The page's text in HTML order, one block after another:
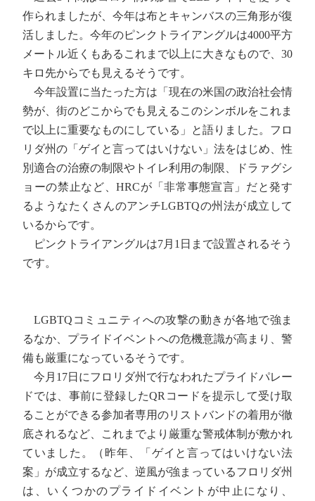
作られましたが、今年は布とキャンバスの三角形が復
活しました。今年のピンクトライアングルは4000平方
メートル近くもあるこれまで以上に大きなもので、30
キロ先からでも見えるそうです。
今年設置に当たった方は「現在の米国の政治社会情
勢が、街のどこからでも見えるこのシンボルをこれま
で以上に重要なものにしている」と語りました。フロ
リダ州の「ゲイと言ってはいけない」法をはじめ、性
別適合の治療の制限やトイレ利用の制限、ドラァグシ
ョーの禁止など、HRCが「非常事態宣言」だと発す
るようなたくさんのアンチLGBTQの州法が成立して
いるからです。
ピンクトライアングルは7月1日まで設置されるそう
です。
LGBTQコミュニティへの攻撃の動きが各地で強ま
るなか、プライドイベントへの危機意識が高まり、警
備も厳重になっているそうです。
今月17日にフロリダ州で行なわれたプライドパレー
ドでは、事前に登録したQRコードを提示して受け取
ることができる参加者専用のリストバンドの着用が徹
底されるなど、これまでより厳重な警戒体制が敷かれ
ていました。（昨年、「ゲイと言ってはいけない法
案」が成立するなど、逆風が強まっているフロリダ州
は、いくつかのプライドイベントが中止になり、